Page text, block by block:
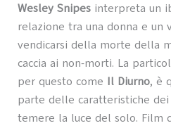
Wesley Snipesinterpreta un
relazione tra una donna e un
vendicarsi della morte della
caccia ai non-morti. La
per questo come Il Diurno, è
parte delle caratteristiche
temere la luce del solo. Film